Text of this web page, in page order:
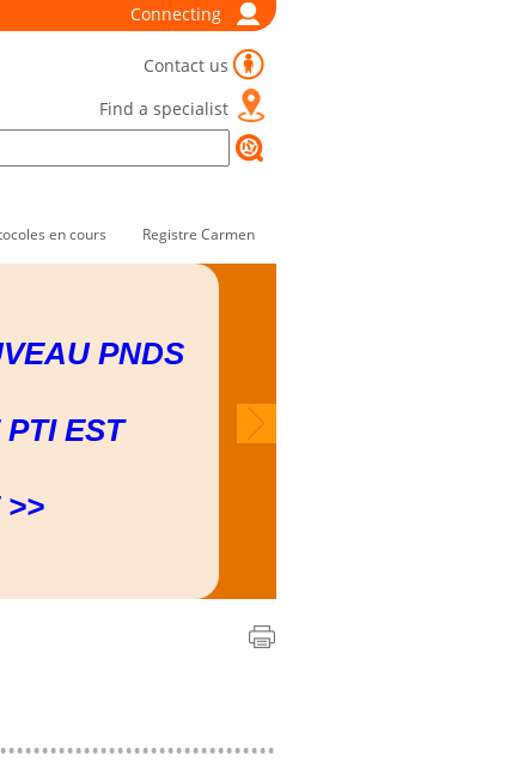
Connecting
Contact us
Find a specialist
en cours Registre Carmen
PNDS
EST
>>